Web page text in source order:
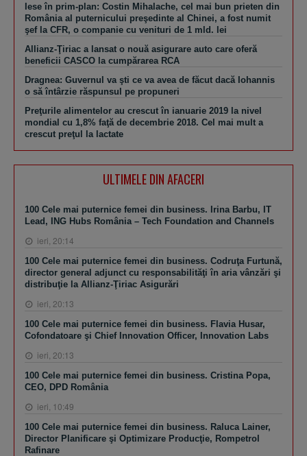
Iese în prim-plan: Costin Mihalache, cel mai bun prieten din
România al puternicului preşedinte al Chinei, a fost numit
şef la CFR, o companie cu venituri de 1 mld. lei
Allianz-Ţiriac a lansat o nouă asigurare auto care oferă
beneficii CASCO la cumpărarea RCA
Dragnea: Guvernul va şti ce va avea de făcut dacă Iohannis
o să întârzie răspunsul pe propuneri
​​Preţurile alimentelor au crescut în ianuarie 2019 la nivel
mondial cu 1,8% faţă de decembrie 2018. Cel mai mult a
crescut preţul la lactate
ULTIMELE DIN AFACERI
100 Cele mai puternice femei din business. Irina Barbu, IT
Lead, ING Hubs România – Tech Foundation and Channels
ieri, 20:14
100 Cele mai puternice femei din business. Codruţa Furtună,
director general adjunct cu responsabilităţi în aria vânzări şi
distribuţie la Allianz-Ţiriac Asigurări
ieri, 20:13
100 Cele mai puternice femei din business. Flavia Husar,
Cofondatoare şi Chief Innovation Officer, Innovation Labs
ieri, 20:13
100 Cele mai puternice femei din business. Cristina Popa,
CEO, DPD România
ieri, 10:49
100 Cele mai puternice femei din business. Raluca Lainer,
Director Planificare şi Optimizare Producţie, Rompetrol
Rafinare